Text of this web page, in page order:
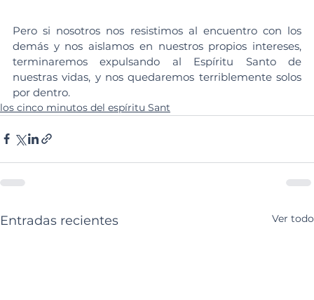
Pero si nosotros nos resistimos al encuentro con los
demás y nos aislamos en nuestros propios intereses,
terminaremos expulsando al Espíritu Santo de
nuestras vidas, y nos quedaremos terriblemente solos
por dentro.
los cinco minutos del espíritu Sant
Entradas recientes Ver todo